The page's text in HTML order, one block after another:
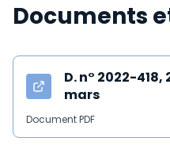
Documents
D. n° 2022-418,
mars
Document PDF